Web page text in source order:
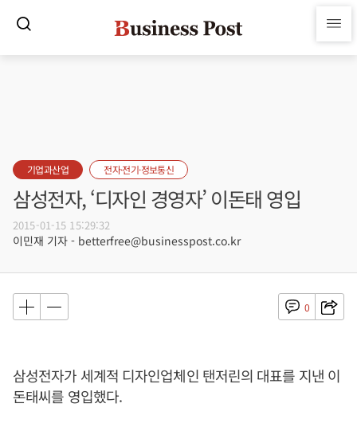
기업과산업 전자·전기·정보통신
삼성전자, ‘디자인 경영자’ 이돈태 영입
2015-01-15 15:29:32
이민재 기자 - betterfree@businesspost.co.kr
0
삼성전자가 세계적 디자인업체인 탠저린의 대표를 지낸 이
돈태씨를 영입했다.